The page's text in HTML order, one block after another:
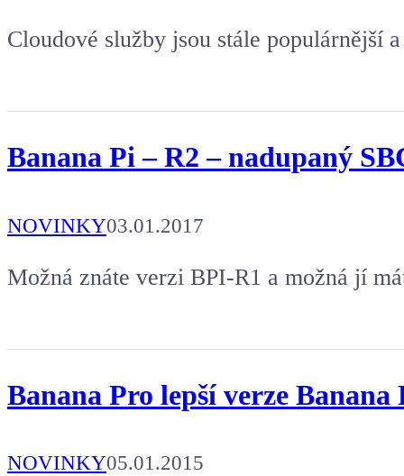
Cloudové služby jsou stále populárnější
Banana Pi – R2 – nadupaný
NOVINKY03.01.2017
Možná znáte verzi BPI-R1 a možná jí
Banana Pro lepší verze
NOVINKY05.01.2015